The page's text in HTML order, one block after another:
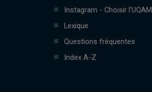
Instagram - Choisir l'UQAM
Lexique
Questions fréquentes
Index A-Z